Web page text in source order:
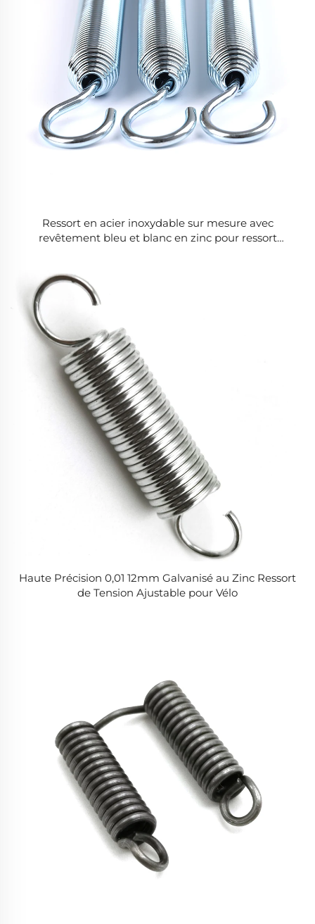
Ressort en acier inoxydable sur mesure avec
revêtement bleu et blanc en zinc pour ressort
Haute Précision 0,01 12mm Galvanisé au Zinc Ressort
de Tension Ajustable pour Vélo